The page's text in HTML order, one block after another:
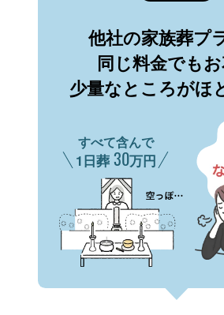
他社の家族葬プ
同じ料金でも
少量なところがほ
すべて含んで
1日葬 30万円